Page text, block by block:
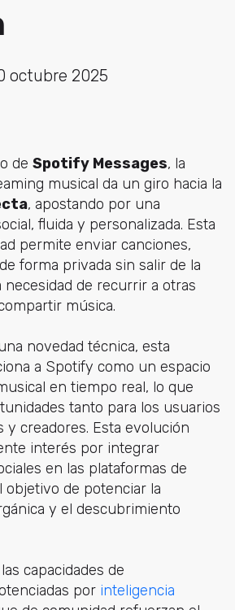
octubre 2025
de Spotify Messages, la
musical da un giro hacia la
, apostando por una
fluida y personalizada. Esta
permite enviar canciones,
forma privada sin salir de la
necesidad de recurrir a otras
música.
novedad técnica, esta
a Spotify como un espacio
en tiempo real, lo que
tanto para los usuarios
y creadores. Esta evolución
interés por integrar
en las plataformas de
objetivo de potenciar la
y el descubrimiento
capacidades de
por inteligencia